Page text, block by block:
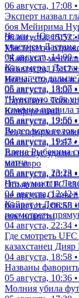
06 августа, 17:08
Эксперт назвал
боя Мейирима
06 августа, 15:52
Мастера по
"Кайрата"
06 августа, 15:12
Новый стадион в
06 августа, 13:00
Партизан -
Конференций
06 августа, 12:00
Реал оформит
06 августа, 11:07
Винисиус удалил
млн евро
06 августа, 10:18
Объявлен UFC
не против
06 августа,
еще новости
Челси - Ювентус:
участием Дастана
04 августа, 14:00
Как сыграл
матча, что
05 августа, 18:07
"Чувствую себя
изменил правила
05 августа, 19:56
Видео всех голов
04 августа, 19:43
Елена Рыбакина
матча
05 августа, 23:23
Что думают в
04 августа, 12:42
Кайрат и Левски
посмотреть
04 августа, 22:34
Где смотреть
казахстанец
04 августа,
Названы
05 августа, 10:36
Молния убила